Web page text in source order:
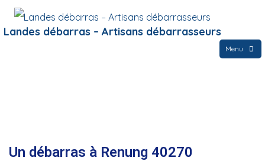
Landes débarras – Artisans débarrasseurs
Menu
Un débarras à Renung 40270